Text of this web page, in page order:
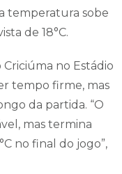
temperatura sobe
de 18°C.
no Estádio
tempo firme, mas
da partida. “O
mas termina
no final do jogo”,